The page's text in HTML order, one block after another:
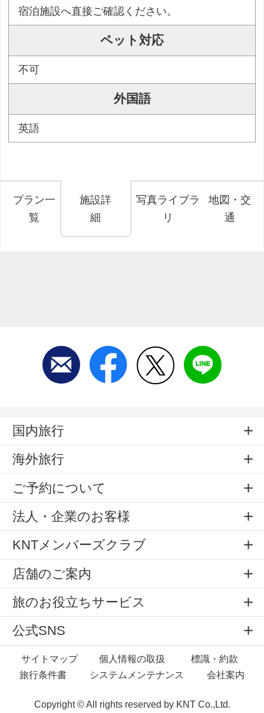
宿泊施設へ直接ご確認ください。
ペット対応
不可
外国語
英語
プラン一
覧
施設詳
細
写真ライブラ
リ
地図・交
通
国内旅行
海外旅行
ご予約について
法人・企業のお客様
KNTメンバーズクラブ
店舗のご案内
旅のお役立ちサービス
公式SNS
サイトマップ 個人情報の取扱
標識・約款
旅行条件書
システムメンテナンス 会社案内
Copyright © All rights reserved by KNT Co.,Ltd.